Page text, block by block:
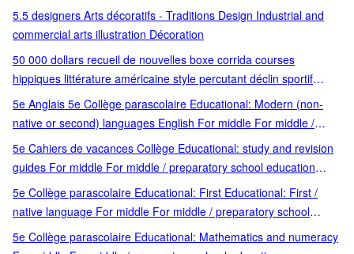
matières 4e preparatory school education
5.5 designers Arts décoratifs - Traditions Design Industrial and
commercial arts illustration Décoration
50 000 dollars recueil de nouvelles boxe corrida courses
hippiques littérature américaine style percutant déclin sportif
violence nouvelles sport (boxe courses hippiques corrida)
violence et mort déclin et dernier combat langage populaire et
5e Anglais 5e Collège parascolaire Educational: Modern (non-
native or second) languages English For middle For middle /
preparatory school education preparatory school education
5e Cahiers de vacances Collège Educational: study and revision
guides For middle For middle / preparatory school education
preparatory school education
5e Collège parascolaire Educational: First Educational: First /
native language For middle For middle / preparatory school
education Français 5e French native language preparatory
school education
5e Collège parascolaire Educational: Mathematics and numeracy